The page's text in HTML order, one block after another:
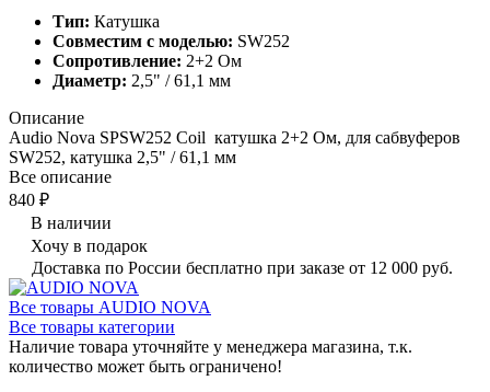
Тип: Катушка
Совместим с моделью: SW252
Сопротивление: 2+2 Ом
Диаметр: 2,5" / 61,1 мм
Описание
Audio Nova SPSW252 Coil катушка 2+2 Ом, для сабвуферов
SW252, катушка 2,5" / 61,1 мм
Все описание
840 ₽
В наличии
Хочу в подарок
Доставка по России бесплатно при заказе от 12 000 руб.
Все товары AUDIO NOVA
Все товары категории
Наличие товара уточняйте у менеджера магазина, т.к.
количество может быть ограничено!